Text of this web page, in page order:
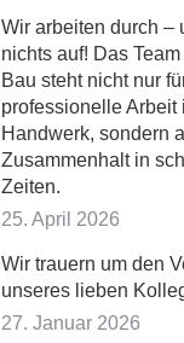
Wir arbeiten durch –
nichts auf! Das
Bau steht nicht nur
professionelle Arbeit
Handwerk, sondern
Zusammenhalt in
Zeiten.
25. April 2026
Wir trauern um den
unseres lieben
27. Januar 2026